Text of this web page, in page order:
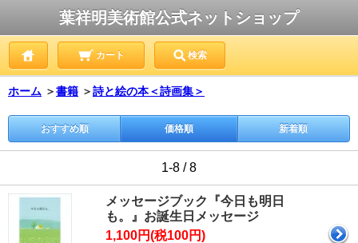
葉祥明美術館公式ネットショップ
カート 検索
ホーム ＞書籍 ＞詩と絵の本＜詩画集＞
おすすめ順 価格順 新着順
1-8 / 8
メッセージブック『今日も明日
も。』お誕生日メッセージ
1,100円(税100円)